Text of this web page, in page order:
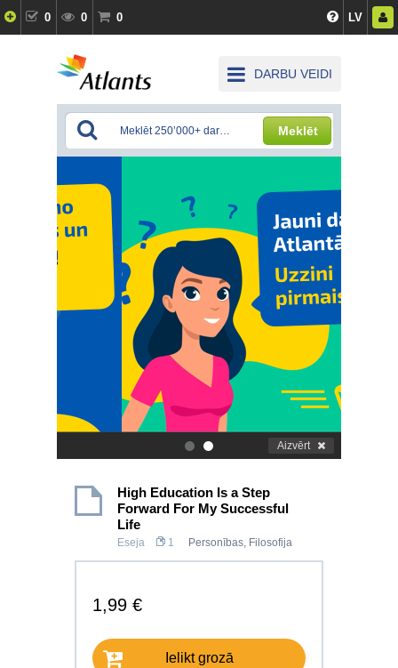
0 0 0 LV
DARBU VEIDI
Meklēt
. Aizvērt
High Education Is a Step
Forward For My Successful
Life
Eseja 1 Personības, Filosofija
1,99 €
Ielikt grozā